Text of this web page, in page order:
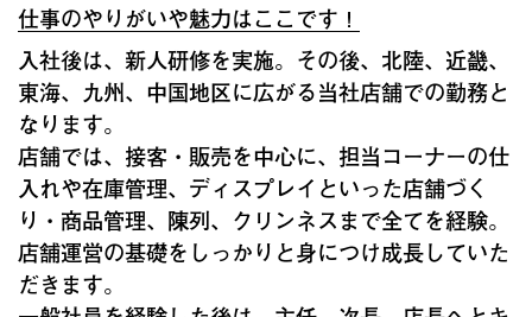
仕事のやりがいや魅力はここです！
入社後は、新人研修を実施。その後、北陸、近畿、
東海、九州、中国地区に広がる当社店舗での勤務と
なります。
店舗では、接客・販売を中心に、担当コーナーの仕
入れや在庫管理、ディスプレイといった店舗づく
り・商品管理、陳列、クリンネスまで全てを経験。
店舗運営の基礎をしっかりと身につけ成長していた
だきます。